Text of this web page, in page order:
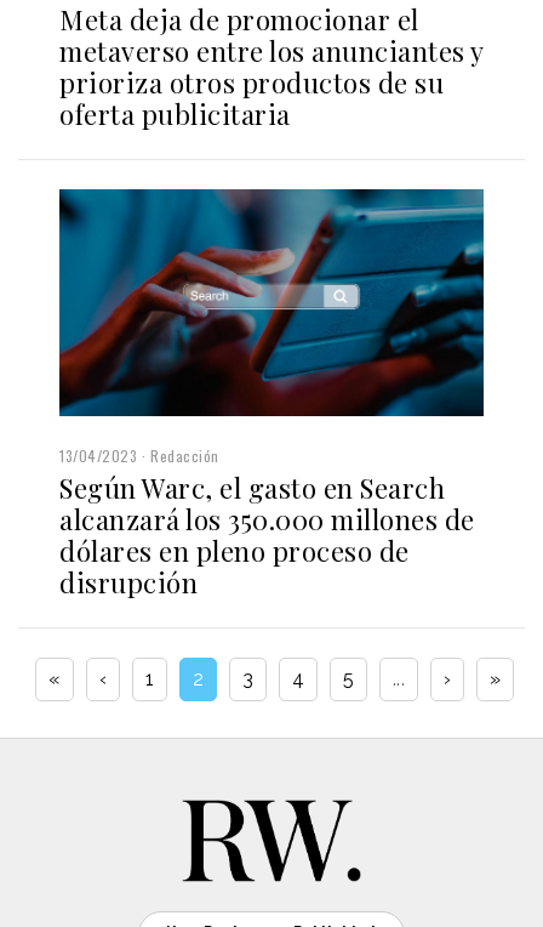
Meta deja de promocionar el
metaverso entre los anunciantes y
prioriza otros productos de su
oferta publicitaria
13/04/2023 Redacción
Según Warc, el gasto en Search
alcanzará los 350.000 millones de
dólares en pleno proceso de
disrupción
« ‹ 1 2 3 4 5 ... › »